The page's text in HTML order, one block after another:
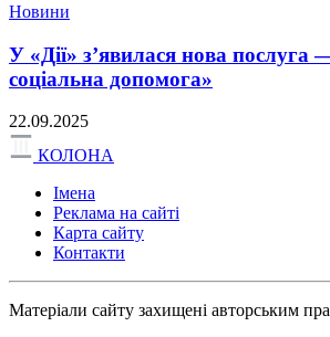
Новини
У «Дії» з’явилася нова послуга
соціальна допомога»
22.09.2025
КОЛОНА
Імена
Реклама на сайті
Карта сайту
Контакти
Матеріали сайту захищені авторським